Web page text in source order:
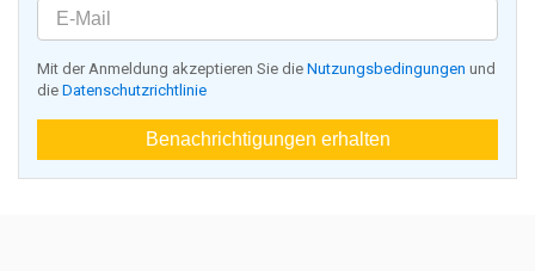
Mit der Anmeldung akzeptieren Sie die Nutzungsbedingungen und
die Datenschutzrichtlinie
Benachrichtigungen erhalten